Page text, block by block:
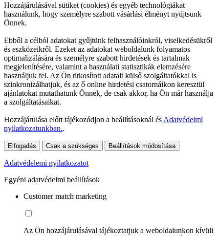
Hozzájárulásával sütiket (cookies) és egyéb technológiákat
használunk, hogy személyre szabott vásárlási élményt nyújtsunk
Önnek.
Ebből a célból adatokat gyűjtünk felhasználóinkról, viselkedésükről
és eszközeikről. Ezeket az adatokat weboldalunk folyamatos
optimalizálására és személyre szabott hirdetések és tartalmak
megjelenítésére, valamint a használati statisztikák elemzésére
használjuk fel. Az Ön titkosított adatait külső szolgáltatókkal is
szinkronizálhatjuk, és az ő online hirdetési csatornáikon keresztül
ajánlatokat mutathatunk Önnek, de csak akkor, ha Ön már használja
a szolgáltatásaikat.
Hozzájárulása előtt tájékozódjon a beállításoknál és Adatvédelmi
nyilatkozatunkban..
Elfogadás Csak a szükséges Beállítások módosítása
Adatvédelemi nyilatkozatot
Egyéni adatvédelmi beállítások
Customer match marketing
Az Ön hozzájárulásával tájékoztatjuk a weboldalunkon kívüli